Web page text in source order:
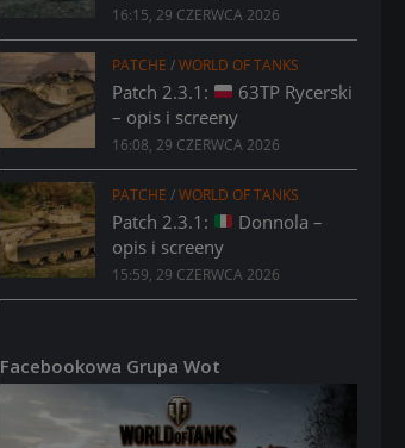
16:15, 29 CZERWCA 2026
PATCHE /WORLD OF TANKS
Patch 2.3.1:
63TP Rycerski
– opis i screeny
16:08, 29 CZERWCA 2026
PATCHE /WORLD OF TANKS
Patch 2.3.1:
Donnola –
opis i screeny
15:59, 29 CZERWCA 2026
Facebookowa Grupa Wot